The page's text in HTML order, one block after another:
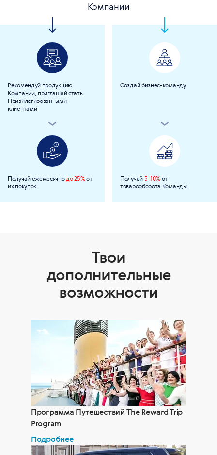
Компании
Рекомендуй продукцию
Компании, приглашай стать
Привилегированными
клиентами
Получай ежемесячнодо 25%от
их покупок
Создай бизнес-команду
Получай5-10%от
товарооборота Команды
Твои
дополнительные
возможности
Программа Путешествий The Reward Trip
Program
Подробнее